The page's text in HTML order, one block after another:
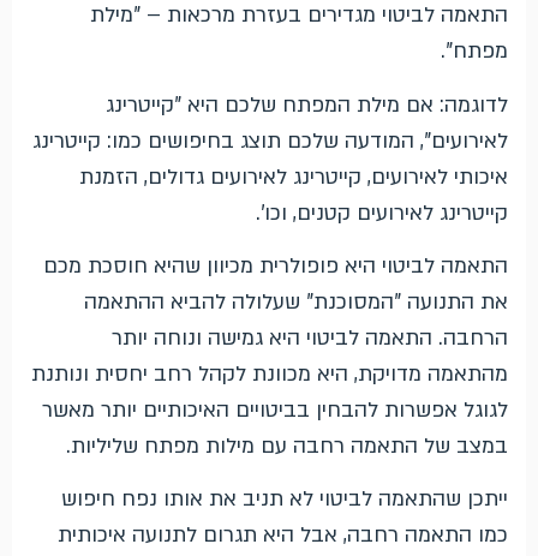
התאמה לביטוי מגדירים בעזרת מרכאות – "מילת
מפתח".
לדוגמה: אם מילת המפתח שלכם היא "קייטרינג
לאירועים", המודעה שלכם תוצג בחיפושים כמו: קייטרינג
איכותי לאירועים, קייטרינג לאירועים גדולים, הזמנת
קייטרינג לאירועים קטנים, וכו'.
התאמה לביטוי היא פופולרית מכיוון שהיא חוסכת מכם
את התנועה "המסוכנת" שעלולה להביא ההתאמה
הרחבה. התאמה לביטוי היא גמישה ונוחה יותר
מהתאמה מדויקת, היא מכוונת לקהל רחב יחסית ונותנת
לגוגל אפשרות להבחין בביטויים האיכותיים יותר מאשר
במצב של התאמה רחבה עם מילות מפתח שליליות.
ייתכן שהתאמה לביטוי לא תניב את אותו נפח חיפוש
כמו התאמה רחבה, אבל היא תגרום לתנועה איכותית